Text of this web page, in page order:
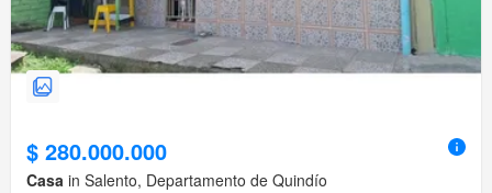
$ 280.000.000
Casa in Salento, Departamento de Quindío